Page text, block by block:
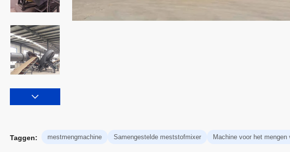
Taggen: mestmengmachine Samengestelde meststofmixer Machine voor het